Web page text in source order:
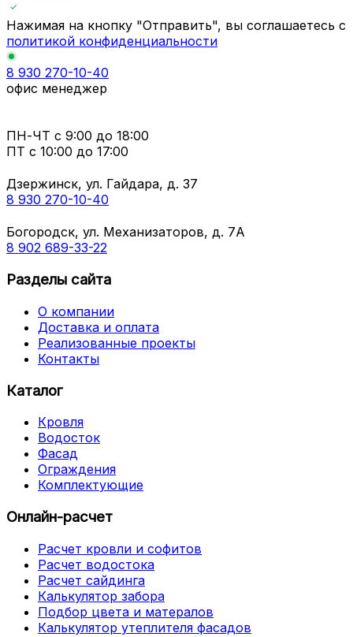
Нажимая на кнопку "Отправить", вы соглашаетесь с
политикой конфиденциальности
8 930 270-10-40
офис менеджер
ПН-ЧТ с 9:00 до 18:00
ПТ с 10:00 до 17:00
Дзержинск, ул. Гайдара, д. 37
8 930 270-10-40
Богородск, ул. Механизаторов, д. 7А
8 902 689-33-22
Разделы сайта
О компании
Доставка и оплата
Реализованные проекты
Контакты
Каталог
Кровля
Водосток
Фасад
Ограждения
Комплектующие
Онлайн-расчет
Расчет кровли и софитов
Расчет водостока
Расчет сайдинга
Калькулятор забора
Подбор цвета и матералов
Калькулятор утеплителя фасадов